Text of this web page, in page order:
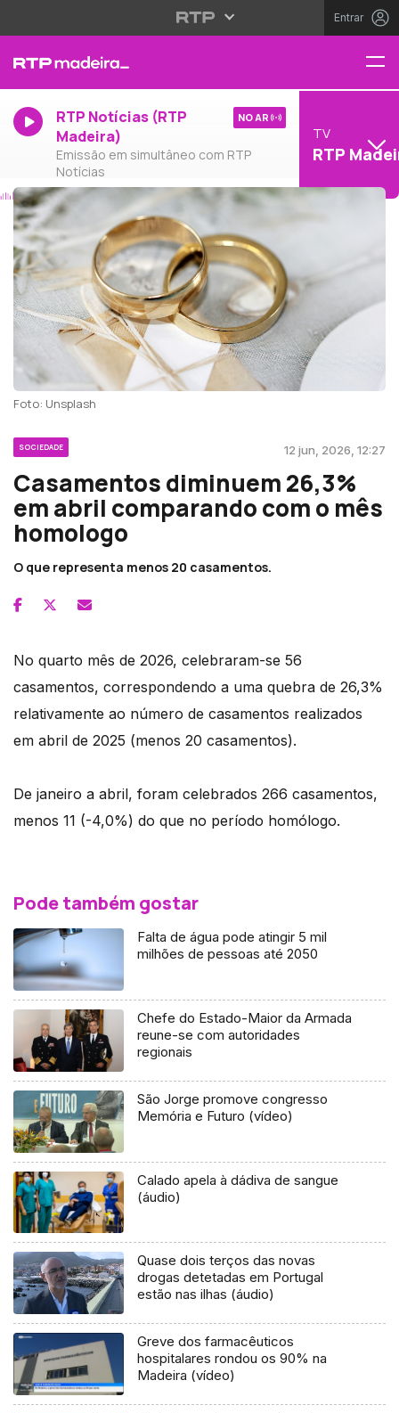
Entrar
RTP Notícias (RTP
Madeira)
Emissão em simultâneo com RTP
Notícias
NO AR
TV
RTP
Foto: Unsplash
SOCIEDADE 12 jun, 2026, 12:27
Casamentos diminuem 26,3%
em abril comparando com o mês
homologo
O que representa menos 20 casamentos.
No quarto mês de 2026, celebraram-se 56
casamentos, correspondendo a uma quebra de 26,3%
relativamente ao número de casamentos realizados
em abril de 2025 (menos 20 casamentos).
De janeiro a abril, foram celebrados 266 casamentos,
menos 11 (-4,0%) do que no período homólogo.
Pode também gostar
Falta de água pode atingir 5 mil
milhões de pessoas até 2050
Chefe do Estado-Maior da Armada
reune-se com autoridades
regionais
São Jorge promove congresso
Memória e Futuro (vídeo)
Calado apela à dádiva de sangue
(áudio)
Quase dois terços das novas
drogas detetadas em Portugal
estão nas ilhas (áudio)
Greve dos farmacêuticos
hospitalares rondou os 90% na
Madeira (vídeo)